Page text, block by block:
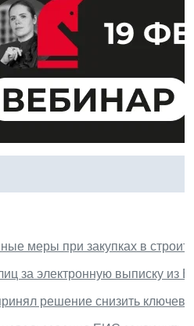
меры при закупках в
за электронную выписку из
решение снизить